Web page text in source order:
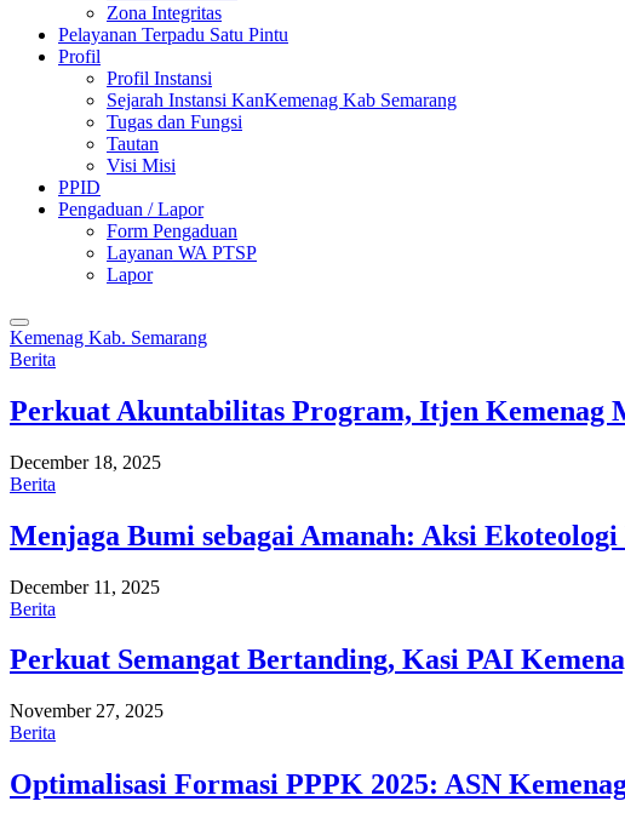
Zona Integritas
Pelayanan Terpadu Satu Pintu
Profil
Profil Instansi
Sejarah Instansi KanKemenag Kab Semarang
Tugas dan Fungsi
Tautan
Visi Misi
PPID
Pengaduan / Lapor
Form Pengaduan
Layanan WA PTSP
Lapor
Kemenag Kab. Semarang
Berita
Perkuat Akuntabilitas Program, Itjen Kemenag
December 18, 2025
Berita
Menjaga Bumi sebagai Amanah: Aksi
December 11, 2025
Berita
Perkuat Semangat Bertanding, Kasi PAI
November 27, 2025
Berita
Optimalisasi Formasi PPPK 2025: ASN